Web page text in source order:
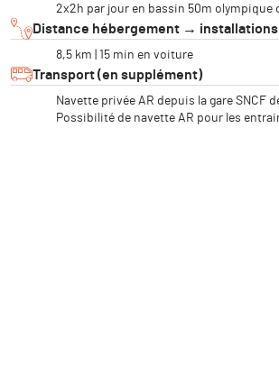
2x2h par jour en bassin 50m olympique
Distance hébergement →
8,5 km | 15 min en voiture
Transport (en supplément)
Navette privée AR depuis la gare SNCF
Possibilité de navette AR pour les